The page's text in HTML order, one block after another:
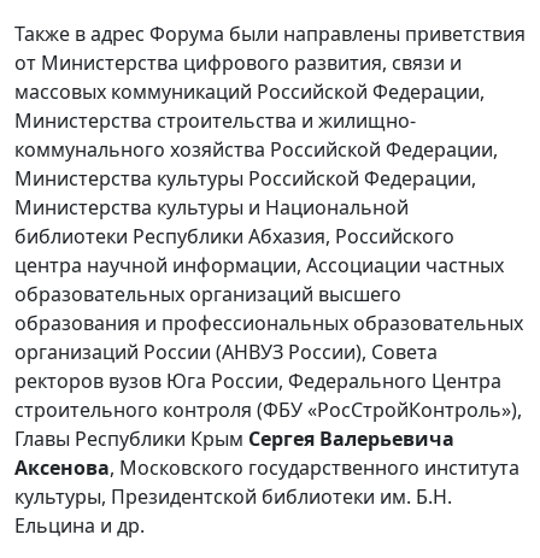
Также в адрес Форума были направлены приветствия
от Министерства цифрового развития, связи и
массовых коммуникаций Российской Федерации,
Министерства строительства и жилищно-
коммунального хозяйства Российской Федерации,
Министерства культуры Российской Федерации,
Министерства культуры и Национальной
библиотеки Республики Абхазия, Российского
центра научной информации, Ассоциации частных
образовательных организаций высшего
образования и профессиональных образовательных
организаций России (АНВУЗ России), Совета
ректоров вузов Юга России, Федерального Центра
строительного контроля (ФБУ «РосСтройКонтроль»),
Главы Республики Крым Сергея Валерьевича
Аксенова, Московского государственного института
культуры, Президентской библиотеки им. Б.Н.
Ельцина и др.